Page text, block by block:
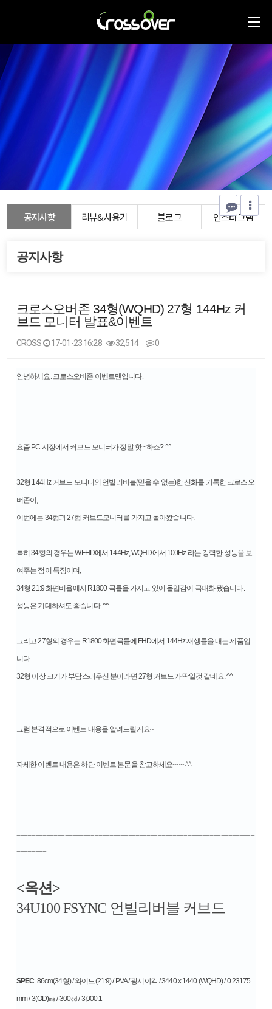
공지사항 리뷰&사용기 블로그 인스타그램
공지사항
크로스오버존 34형(WQHD) 27형 144Hz 커
브드 모니터 발표&이벤트
CROSS 17-01-23 16:28 32,514 0
본문
안녕하세요. 크로스오버존 이벤트맨입니다.
요즘 PC 시장에서 커브드 모니터가 정말 핫~ 하죠? ^^
32형 144Hz 커브드 모니터의 언빌리버블(믿을 수 없는)한 신화를 기록한 크로스오
버존이,
이번에는 34형과 27형 커브드모니터를 가지고 돌아왔습니다.
특히 34형의 경우는 WFHD에서 144Hz, WQHD에서 100Hz 라는 강력한 성능을 보
여주는 점이 특징이며,
34형 21:9 화면비율에서 R1800 곡률을 가지고 있어 몰입감이 극대화 됐습니다.
성능은 기대하셔도 좋습니다. ^^
그리고 27형의 경우는 R1800 화면곡률에 FHD에서 144Hz 재생률을 내는 제품입
니다.
32형 이상 크기가 부담스러우신 분이라면 27형 커브드가 딱일것 같네요. ^^
그럼 본격적으로 이벤트 내용을 알려드릴게요~
자세한 이벤트 내용은 하단 이벤트 본문을 참고하세요~~~ ^^
================================================================
========
<옥션>
34U100 FSYNC 언빌리버블 커브드
SPEC 86cm(34형) / 와이드(21:9) / PVA / 광시야각 / 3440 x 1440 (WQHD) / 0.23175
mm / 3(OD)㎳ / 300㏅ / 3,000:1